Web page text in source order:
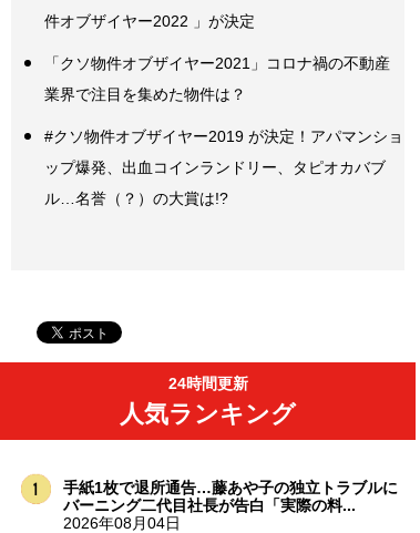
件オブザイヤー2022 」が決定
「クソ物件オブザイヤー2021」コロナ禍の不動産
業界で注目を集めた物件は？
#クソ物件オブザイヤー2019 が決定！アパマンショ
ップ爆発、出血コインランドリー、タピオカバブ
ル…名誉（？）の大賞は!?
24時間更新
人気ランキング
手紙1枚で退所通告…藤あや子の独立トラブルに
バーニング二代目社長が告白「実際の料...
2026年08月04日